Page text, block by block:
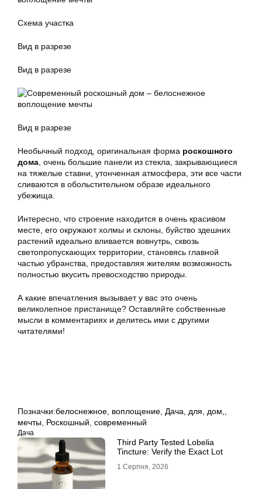
Схема участка
Вид в разрезе
Вид в разрезе
Вид в разрезе
Необычный подход, оригинальная форма роскошного
дома , очень большие панели из стекла, закрывающиеся
на тяжелые ставни, утонченная атмосфера, эти все части
сливаются в обольстительном образе идеального
убежища.
Интересно, что строение находится в очень красивом
месте, его окружают холмы и склоны, буйство здешних
растений идеально вливается вовнутрь, сквозь
светопропускающих территории, становясь главной
частью убранства, предоставляя жителям возможность
полностью вкусить превосходство природы.
А какие впечатления вызывает у вас это очень
великолепное пристанище? Оставляйте собственные
мысли в комментариях и делитесь ими с другими
читателями!
Позначки:белоснежное воплощение Дача для дом,
мечты Роскошный современный
Дача
Third Party Tested Lobelia
Tincture: Verify the Exact Lot
1 Серпня, 2026